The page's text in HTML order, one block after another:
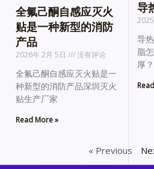
全氟己酮自感应灭火
贴是一种新型的消防
产品
2026年 2月 5日 没有评论
全氟己酮自感应灭火贴是一
种新型的消防产品深圳灭火
贴生产厂家
Read More »
导
导
脂
厚？
« Previous